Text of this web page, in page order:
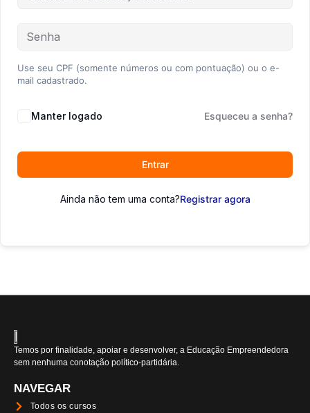
Use seu CPF (somente números ou com pontuação) ou o e-
mail cadastrado.
Manter logado Esqueceu a senha?
Entrar
Ainda não tem uma conta?Registrar agora
Temos por finalidade, apoiar e desenvolver, a Educação Empreendedora
sem nenhuma conotação político-partidária.
NAVEGAR
Todos os cursos